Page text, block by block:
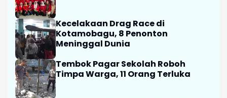
Kecelakaan Drag Race di
Kotamobagu, 8 Penonton
Meninggal Dunia
Tembok Pagar Sekolah Roboh
Timpa Warga, 11 Orang Terluka